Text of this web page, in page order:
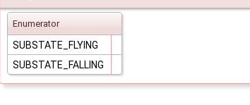
Enumerator
SUBSTATE_FLYING
SUBSTATE_FALLING